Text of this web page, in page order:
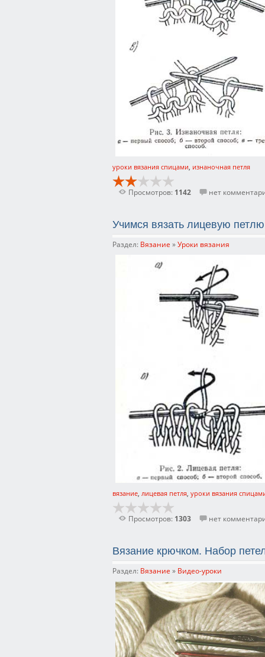
уроки вязания спицами изнаночная петля
Просмотров: 1142 нет
Учимся вязать лицевую
Раздел: Вязание »Уроки вязания
вязание, лицевая петля, уроки вязания
Просмотров: 1303 нет
Вязание крючком. Набор
Раздел: Вязание » Видео-уроки